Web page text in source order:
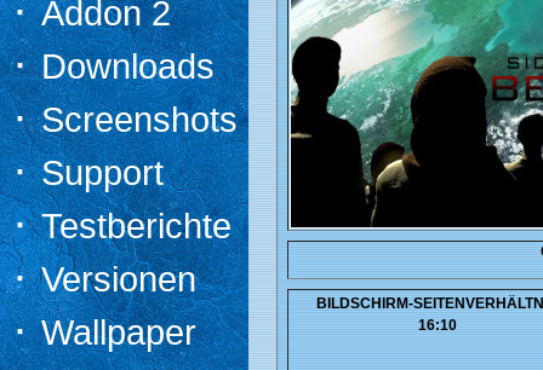
Addon 2
·Downloads
·Screenshots
·Support
·Testberichte
·Versionen
·Wallpaper
BILDSCHIRM-
16:10